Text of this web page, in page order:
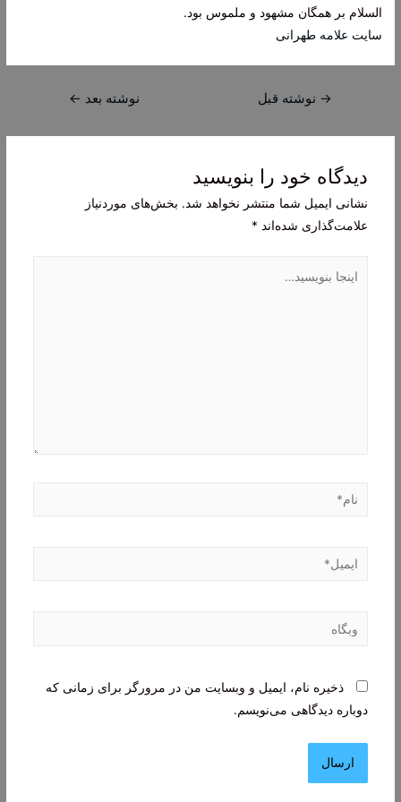
السلام بر همگان مشهود و ملموس بود.
سایت علامه طهرانی
راهبری
→ نوشته قبل نوشته بعد ←
دیدگاه‌ خود را بنویسید
نشانی ایمیل شما منتشر نخواهد شد. بخش‌های موردنیاز
علامت‌گذاری شده‌اند *
بنویسید…
نام*
ایمیل*
وبگاه
ذخیره نام، ایمیل و وبسایت من در مرورگر برای زمانی که
دوباره دیدگاهی می‌نویسم.